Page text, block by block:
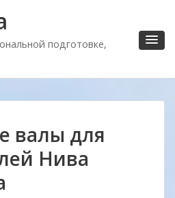
подготовке,
валы для
Нива